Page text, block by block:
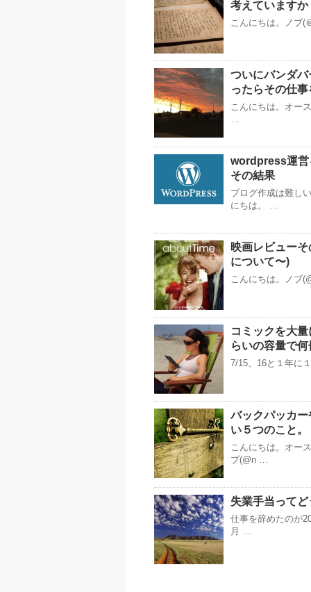
考えています
こんにちは。ノブ(
ついにバンダ
ったらその仕
こんにちは。オー
…
wordpress運営
その結果
ブログ作成は難し
にちは。 …
映画レビュー
について〜)
こんにちは。ノブ
コミックを大
らいの容量で
7/15、16と１年に
バックパッカ
い５つのこと。
こんにちは。オー
ブ(@n …
失業手当って
仕事を辞めたのが
月 …